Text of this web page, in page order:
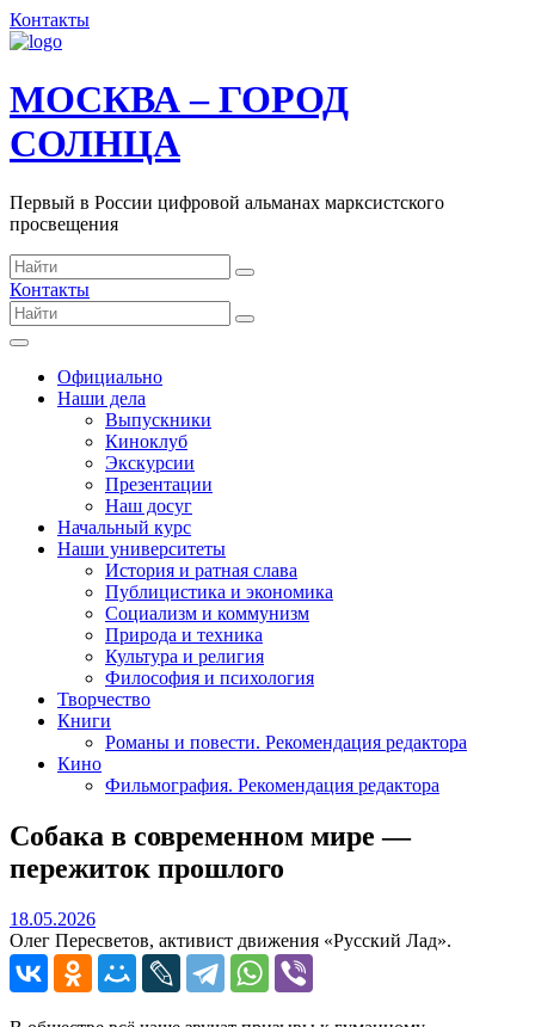
Контакты
МОСКВА – ГОРОД
СОЛНЦА
Первый в России цифровой альманах марксистского
просвещения
Контакты
Официально
Наши дела
Выпускники
Киноклуб
Экскурсии
Презентации
Наш досуг
Начальный курс
Наши университеты
История и ратная слава
Публицистика и экономика
Социализм и коммунизм
Природа и техника
Культура и религия
Философия и психология
Творчество
Книги
Романы и повести. Рекомендация редактора
Кино
Фильмография. Рекомендация редактора
Собака в современном мире —
пережиток прошлого
18.05.202618.05.2026
Олег Пересветов, активист движения «Русский Лад».